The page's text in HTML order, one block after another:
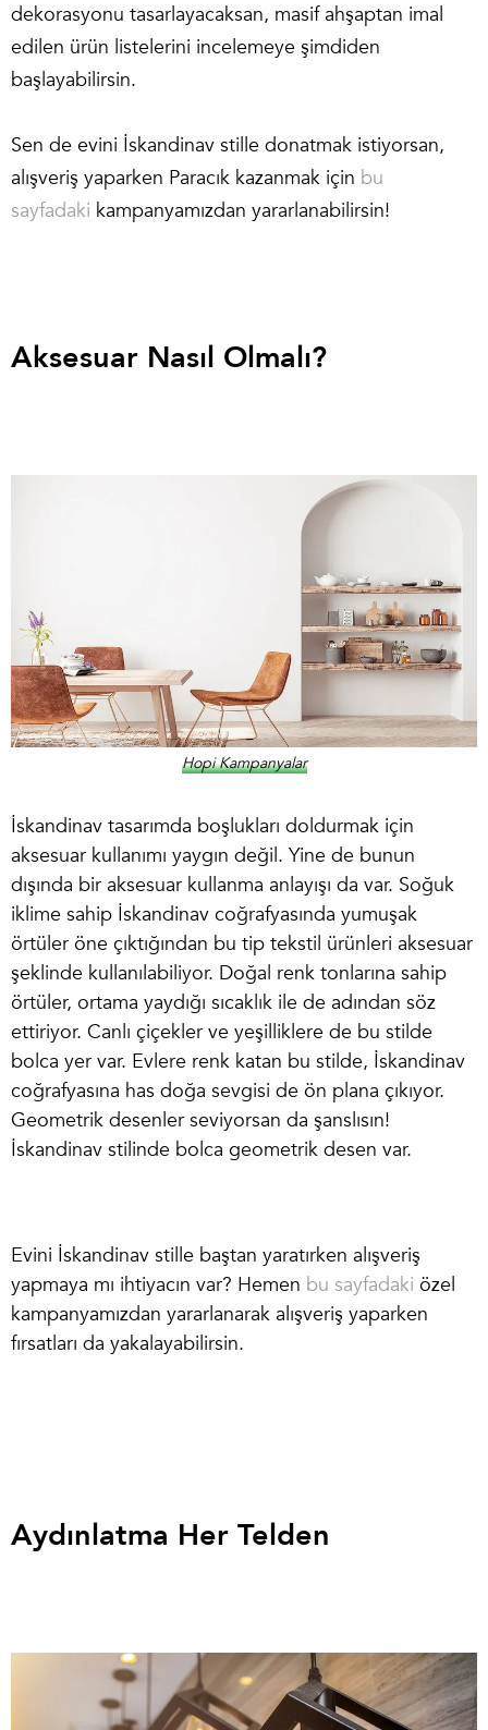
dekorasyonu tasarlayacaksan, masif ahşaptan imal
edilen ürün listelerini incelemeye şimdiden
başlayabilirsin.
Sen de evini İskandinav stille donatmak istiyorsan,
alışveriş yaparken Paracık kazanmak için bu
sayfadaki kampanyamızdan yararlanabilirsin!
Aksesuar Nasıl Olmalı?
Hopi Kampanyalar
İskandinav tasarımda boşlukları doldurmak için
aksesuar kullanımı yaygın değil. Yine de bunun
dışında bir aksesuar kullanma anlayışı da var. Soğuk
iklime sahip İskandinav coğrafyasında yumuşak
örtüler öne çıktığından bu tip tekstil ürünleri aksesuar
şeklinde kullanılabiliyor. Doğal renk tonlarına sahip
örtüler, ortama yaydığı sıcaklık ile de adından söz
ettiriyor. Canlı çiçekler ve yeşilliklere de bu stilde
bolca yer var. Evlere renk katan bu stilde, İskandinav
coğrafyasına has doğa sevgisi de ön plana çıkıyor.
Geometrik desenler seviyorsan da şanslısın!
İskandinav stilinde bolca geometrik desen var.
Evini İskandinav stille baştan yaratırken alışveriş
yapmaya mı ihtiyacın var? Hemen bu sayfadaki özel
kampanyamızdan yararlanarak alışveriş yaparken
fırsatları da yakalayabilirsin.
Aydınlatma Her Telden